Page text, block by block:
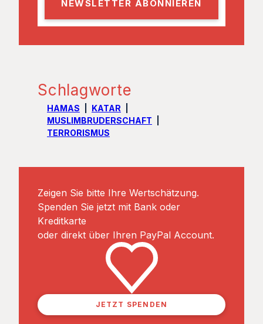
l
Schlagworte
HAMAS
KATAR
MUSLIMBRUDERSCHAFT
TERRORISMUS
Zeigen Sie bitte Ihre Wertschätzung.
Spenden Sie jetzt mit Bank oder
Kreditkarte
oder direkt über Ihren PayPal Account.
JETZT SPENDEN